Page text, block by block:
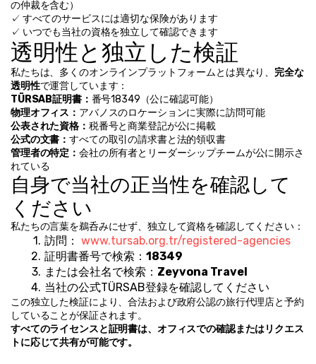
の仲裁を含む）
✓ すべてのサービスには適切な保険があります
✓ いつでも当社の資格を独立して確認できます
透明性と独立した検証
私たちは、多くのオンラインプラットフォームとは異なり、 完全な
透明性で運営しています：
TÜRSAB証明書： 番号18349（公に確認可能）
物理オフィス： アバノスのロケーションに実際に訪問可能
公表された資格： 税番号と商業登記が公に掲載
公式の文書：すべての取引の請求書と法的領収書
管理者の特定：会社の所有者とリーダーシップチームが公に開示さ
れている
自身で当社の正当性を確認して
ください
私たちの言葉を鵜呑みにせず、独立して資格を確認してください：
訪問： www.tursab.org.tr/registered-agencies
証明書番号で検索： 18349
または会社名で検索： Zeyvona Travel
当社の公式TÜRSAB登録を確認してください
この独立した検証により、合法および政府公認の旅行代理店と予約
していることが保証されます。
すべてのライセンスと証明書は、オフィスでの確認またはリクエス
トに応じて共有が可能です。